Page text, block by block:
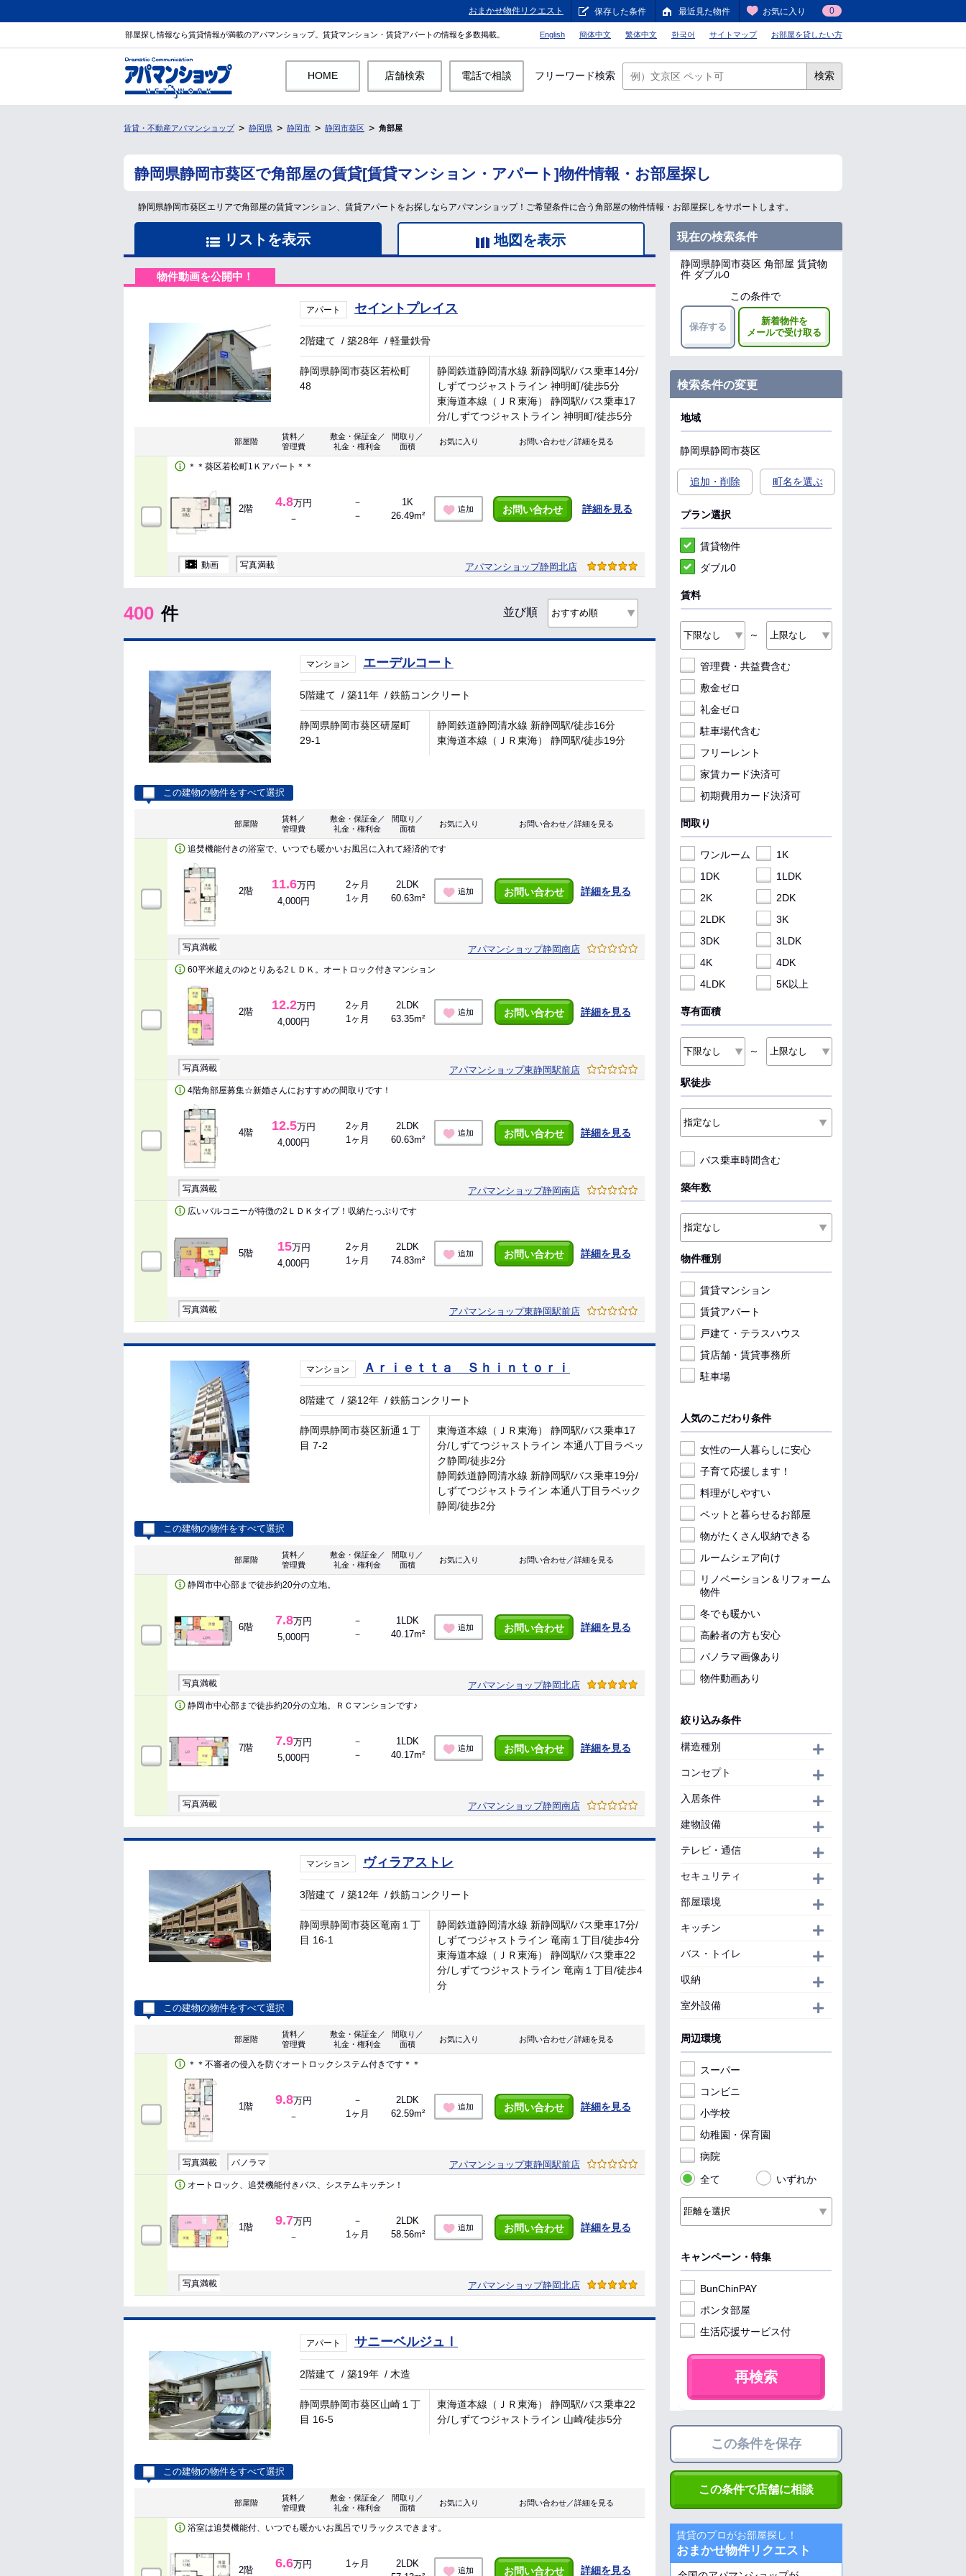
おまかせ物件リクエスト 保存した条件 最近見た物件 お気に入り 0
部屋探し情報なら賃貸情報が満載のアパマンショップ。賃貸マンション・賃貸アパートの情報を多数掲載。 English 簡体中文 繁体中文 한국어 サイトマップ お部屋を貸したい方
HOME 店舗検索 電話で相談 フリーワード検索 検索
賃貸・不動産アパマンショップ 静岡県 静岡市 静岡市葵区 角部屋
静岡県静岡市葵区で角部屋の賃貸[賃貸マンション・アパート]物件情報・お部屋探し
静岡県静岡市葵区エリアで角部屋の賃貸マンション、賃貸アパートをお探しならアパマンショップ！ご希望条件に合う角部屋の物件情報・お部屋探しをサポートします。
リストを表示 地図を表示
物件動画を公開中！
アパート セイントプレイス
2階建て /築28年 /軽量鉄骨
静岡県静岡市葵区若松町
48
静岡鉄道静岡清水線 新静岡駅/バス乗車14分/
しずてつジャストライン 神明町/徒歩5分
東海道本線（ＪＲ東海） 静岡駅/バス乗車17
分/しずてつジャストライン 神明町/徒歩5分
部屋階
賃料／
管理費
敷金・保証金／
礼金・権利金
間取り／
面積
お気に入り お問い合わせ／詳細を見る
＊＊葵区若松町1Ｋアパート＊＊
2階 4.8万円
－
－
－
1K
26.49m²
追加 お問い合わせ 詳細を見る
動画 写真満載 アパマンショップ静岡北店
400 件 並び順
マンション エーデルコート
5階建て /築11年 /鉄筋コンクリート
静岡県静岡市葵区研屋町
29-1
静岡鉄道静岡清水線 新静岡駅/徒歩16分
東海道本線（ＪＲ東海） 静岡駅/徒歩19分
この建物の物件をすべて選択
部屋階
賃料／
管理費
敷金・保証金／
礼金・権利金
間取り／
面積
お気に入り お問い合わせ／詳細を見る
追焚機能付きの浴室で、いつでも暖かいお風呂に入れて経済的です
2階 11.6万円
4,000円
2ヶ月
1ヶ月
2LDK
60.63m²
追加 お問い合わせ 詳細を見る
写真満載 アパマンショップ静岡南店
60平米超えのゆとりある2ＬＤＫ。オートロック付きマンション
2階 12.2万円
4,000円
2ヶ月
1ヶ月
2LDK
63.35m²
追加 お問い合わせ 詳細を見る
写真満載 アパマンショップ東静岡駅前店
4階角部屋募集☆新婚さんにおすすめの間取りです！
4階 12.5万円
4,000円
2ヶ月
1ヶ月
2LDK
60.63m²
追加 お問い合わせ 詳細を見る
写真満載 アパマンショップ静岡南店
広いバルコニーが特徴の2ＬＤＫタイプ！収納たっぷりです
5階 15万円
4,000円
2ヶ月
1ヶ月
2LDK
74.83m²
追加 お問い合わせ 詳細を見る
写真満載 アパマンショップ東静岡駅前店
マンション Ａｒｉｅｔｔａ Ｓｈｉｎｔｏｒｉ
8階建て /築12年 /鉄筋コンクリート
静岡県静岡市葵区新通１丁
目 7-2
東海道本線（ＪＲ東海） 静岡駅/バス乗車17
分/しずてつジャストライン 本通八丁目ラペッ
ク静岡/徒歩2分
静岡鉄道静岡清水線 新静岡駅/バス乗車19分/
しずてつジャストライン 本通八丁目ラペック
静岡/徒歩2分
この建物の物件をすべて選択
部屋階
賃料／
管理費
敷金・保証金／
礼金・権利金
間取り／
面積
お気に入り お問い合わせ／詳細を見る
静岡市中心部まで徒歩約20分の立地。
6階 7.8万円
5,000円
－
－
1LDK
40.17m²
追加 お問い合わせ 詳細を見る
写真満載 アパマンショップ静岡北店
静岡市中心部まで徒歩約20分の立地。ＲＣマンションです♪
7階 7.9万円
5,000円
－
－
1LDK
40.17m²
追加 お問い合わせ 詳細を見る
写真満載 アパマンショップ静岡南店
マンション ヴィラアストレ
3階建て /築12年 /鉄筋コンクリート
静岡県静岡市葵区竜南１丁
目 16-1
静岡鉄道静岡清水線 新静岡駅/バス乗車17分/
しずてつジャストライン 竜南１丁目/徒歩4分
東海道本線（ＪＲ東海） 静岡駅/バス乗車22
分/しずてつジャストライン 竜南１丁目/徒歩4
分
この建物の物件をすべて選択
部屋階
賃料／
管理費
敷金・保証金／
礼金・権利金
間取り／
面積
お気に入り お問い合わせ／詳細を見る
＊＊不審者の侵入を防ぐオートロックシステム付きです＊＊
1階 9.8万円
－
－
1ヶ月
2LDK
62.59m²
追加 お問い合わせ 詳細を見る
写真満載 パノラマ アパマンショップ東静岡駅前店
オートロック、追焚機能付きバス、システムキッチン！
1階 9.7万円
－
－
1ヶ月
2LDK
58.56m²
追加 お問い合わせ 詳細を見る
写真満載 アパマンショップ静岡北店
アパート サニーベルジュⅠ
2階建て /築19年 / 木造
静岡県静岡市葵区山崎１丁
目 16-5
東海道本線（ＪＲ東海） 静岡駅/バス乗車22
分/しずてつジャストライン 山崎/徒歩5分
この建物の物件をすべて選択
部屋階
賃料／
管理費
敷金・保証金／
礼金・権利金
間取り／
面積
お気に入り お問い合わせ／詳細を見る
浴室は追焚機能付、いつでも暖かいお風呂でリラックスできます。
2階 6.6万円
1ヶ月
2LDK
追加 お問い合わせ 詳細を見る
現在の検索条件
静岡県静岡市葵区 角部屋 賃貸物
件 ダブル0
この条件で
保存する
新着物件を
メールで受け取る
検索条件の変更
地域
静岡県静岡市葵区
追加・削除 町名を選ぶ
プラン選択
賃貸物件
ダブル0
賃料
～
管理費・共益費含む
敷金ゼロ
礼金ゼロ
駐車場代含む
フリーレント
家賃カード決済可
初期費用カード決済可
間取り
ワンルーム
1K
1DK
1LDK
2K
2DK
2LDK
3K
3DK
3LDK
4K
4DK
4LDK
5K以上
専有面積
～
駅徒歩
バス乗車時間含む
築年数
物件種別
賃貸マンション
賃貸アパート
戸建て・テラスハウス
貸店舗・賃貸事務所
駐車場
人気のこだわり条件
女性の一人暮らしに安心
子育て応援します！
料理がしやすい
ペットと暮らせるお部屋
物がたくさん収納できる
ルームシェア向け
リノベーション＆リフォーム
物件
冬でも暖かい
高齢者の方も安心
パノラマ画像あり
物件動画あり
絞り込み条件
構造種別
コンセプト
入居条件
建物設備
テレビ・通信
セキュリティ
部屋環境
キッチン
バス・トイレ
収納
室外設備
周辺環境
スーパー
コンビニ
小学校
幼稚園・保育園
病院
全て
いずれか
キャンペーン・特集
BunChinPAY
ポンタ部屋
生活応援サービス付
再検索
この条件を保存
この条件で店舗に相談
賃貸のプロがお部屋探し！
おまかせ物件リクエスト